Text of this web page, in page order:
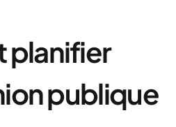
planifier
publique